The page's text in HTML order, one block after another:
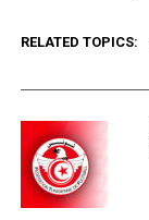
RELATED TOPICS: